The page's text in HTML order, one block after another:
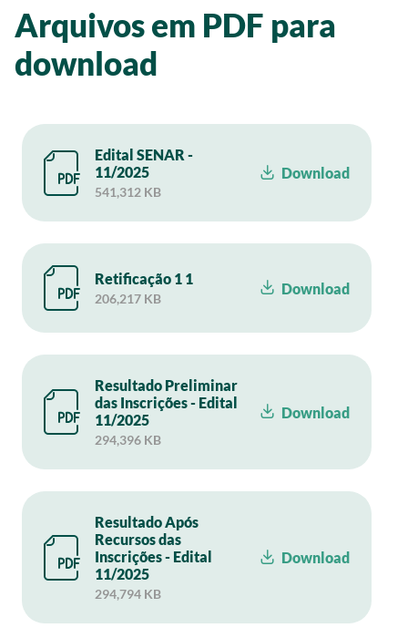
Arquivos em PDF para
download
Edital SENAR -
11/2025
541,312 KB
Download
Retificação 1 1
206,217 KB
Download
Resultado Preliminar
das Inscrições - Edital
11/2025
294,396 KB
Download
Resultado Após
Recursos das
Inscrições - Edital
11/2025
294,794 KB
Download